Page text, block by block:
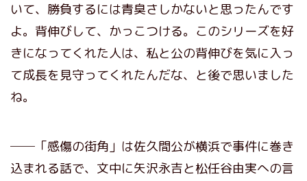
いて、勝負するには青臭さしかないと思ったんです
よ。背伸びして、かっこつける。このシリーズを好
きになってくれた人は、私と公の背伸びを気に入っ
て成長を見守ってくれたんだな、と後で思いました
ね。
──「感傷の街角」は佐久間公が横浜で事件に巻き
込まれる話で、文中に矢沢永吉と松任谷由実への言